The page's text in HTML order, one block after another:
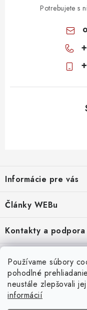
Používame súbory
pohodlné
neustále zlepšovali
informácií
Potrebujete s
p
ä
e
Informácie pre vás
Obchodné podmienky
Moja objednávka
Odstúpenie od zmluvy
Formuláre na stiahnutie
Napíšte nám
Články WEBu
Dôležité oznamy
16.6.2026
Nákup na splátky
23.10.2022
Ako nakupovať
Kontakty a podpora
2.8.2022
Doprava a Platba
4.3.2022
Servisné služby
Servis a služby pre Vás
5.3.2022
Doprava - UPS